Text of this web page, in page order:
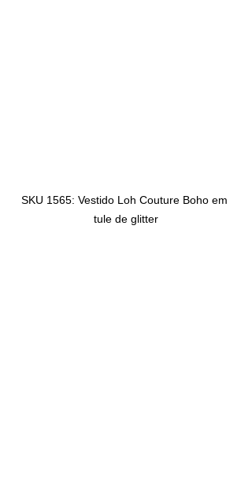
SKU 1565: Vestido Loh Couture Boho em
tule de glitter